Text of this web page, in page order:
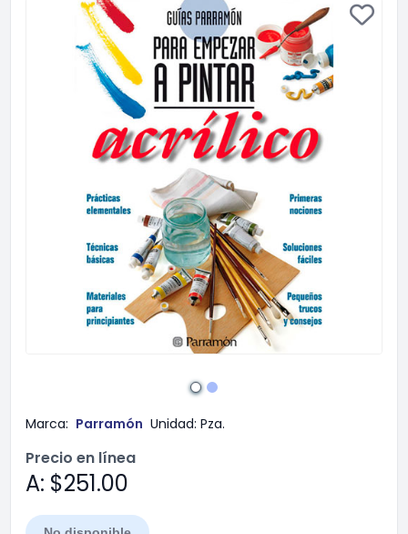
Marca: Parramón Unidad: Pza.
Precio en línea
A: $251.00